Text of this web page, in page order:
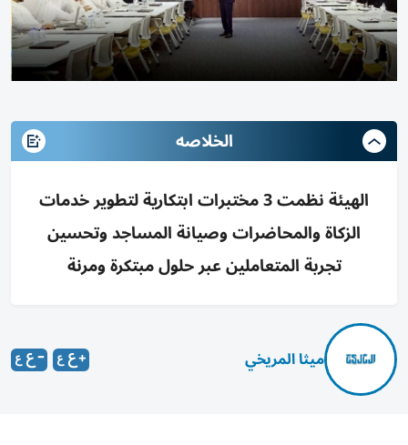
الخلاصه
الهيئة نظمت 3 مختبرات ابتكارية لتطوير خدمات
الزكاة والمحاضرات وصيانة المساجد وتحسين
تجربة المتعاملين عبر حلول مبتكرة ومرنة
ميثا المريخي